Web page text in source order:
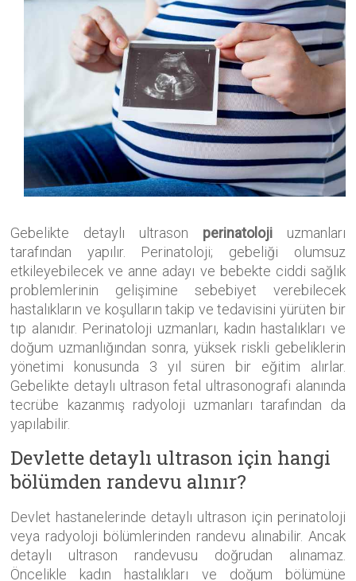
Gebelikte detaylı ultrason perinatoloji uzmanları
tarafından yapılır. Perinatoloji; gebeliği olumsuz
etkileyebilecek ve anne adayı ve bebekte ciddi sağlık
problemlerinin gelişimine sebebiyet verebilecek
hastalıkların ve koşulların takip ve tedavisini yürüten bir
tıp alanıdır. Perinatoloji uzmanları, kadın hastalıkları ve
doğum uzmanlığından sonra, yüksek riskli gebeliklerin
yönetimi konusunda 3 yıl süren bir eğitim alırlar.
Gebelikte detaylı ultrason fetal ultrasonografi alanında
tecrübe kazanmış radyoloji uzmanları tarafından da
yapılabilir.
Devlette detaylı ultrason için hangi
bölümden randevu alınır?
Devlet hastanelerinde detaylı ultrason için perinatoloji
veya radyoloji bölümlerinden randevu alınabilir. Ancak
detaylı ultrason randevusu doğrudan alınamaz.
Öncelikle kadın hastalıkları ve doğum bölümüne